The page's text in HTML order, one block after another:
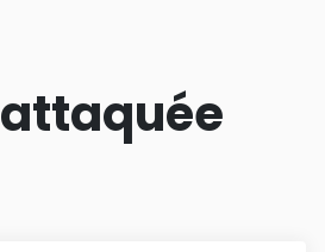
attaquée